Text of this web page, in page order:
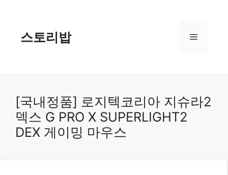
스토리밥 메
[국내정품] 로지텍코리아 지슈라2
덱스 G PRO X SUPERLIGHT2
DEX 게이밍 마우스